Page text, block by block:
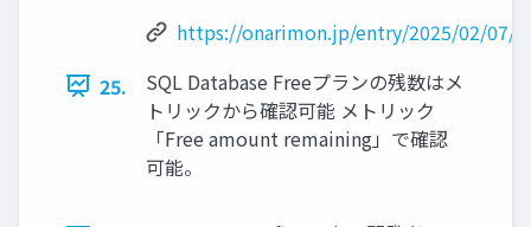
https://onarimon.jp/entry/2025/02/07/
25.
SQL Database Freeプランの残数はメ
トリックから確認可能 メトリック
「Free amount remaining」で確認
可能。